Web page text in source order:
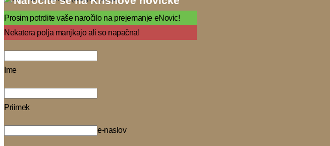
Prosim potrdite vaše naročilo na prejemanje eNovic!
Nekatera polja manjkajo ali so napačna!
Ime
Priimek
e-naslov